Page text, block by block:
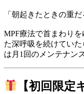
「朝起きたときの重
MPF療法で首まわり
た深呼吸を続けてい
は月1回のメンテナン
【初回限定